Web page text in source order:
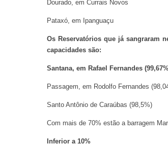
Dourado, em Currais Novos
Pataxó, em Ipanguaçu
Os Reservatórios que já sangraram
capacidades são:
Santana, em Rafael Fernandes
Passagem, em Rodolfo Fernandes
Santo Antônio de Caraúbas (98,5%)
Com mais de 70% estão a barragem
Inferior a 10%